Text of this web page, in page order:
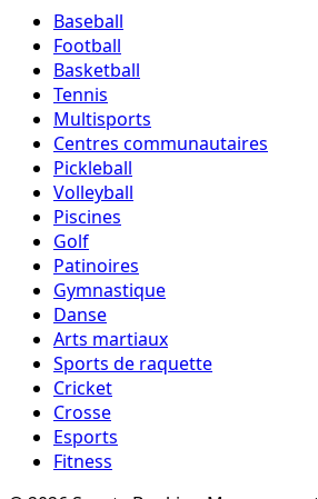
Baseball
Football
Basketball
Tennis
Multisports
Centres communautaires
Pickleball
Volleyball
Piscines
Golf
Patinoires
Gymnastique
Danse
Arts martiaux
Sports de raquette
Cricket
Crosse
Esports
Fitness